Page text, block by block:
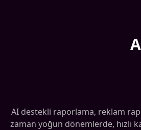
AI destekli raporlama, reklam
zaman yoğun dönemlerde, hızlı